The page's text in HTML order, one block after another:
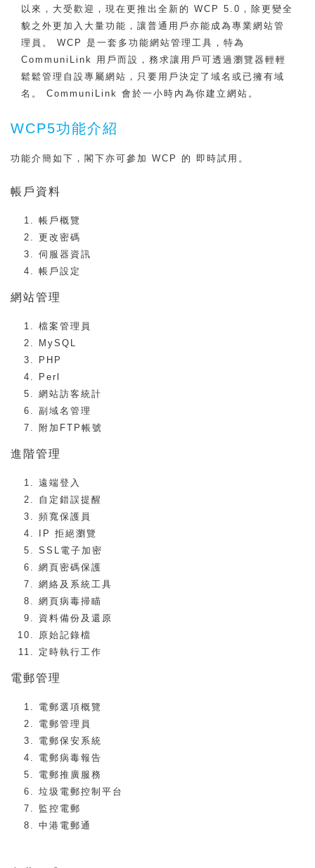
以來，大受歡迎，現在更推出全新的 WCP 5.0，除更變全
貌之外更加入大量功能，讓普通用戶亦能成為專業網站管
理員。 WCP 是一套多功能網站管理工具，特為
CommuniLink 用戶而設，務求讓用戶可透過瀏覽器輕輕
鬆鬆管理自設專屬網站，只要用戶決定了域名或已擁有域
名。 CommuniLink 會於一小時內為你建立網站。
WCP5功能介紹
功能介簡如下，閣下亦可參加 WCP 的 即時試用。
帳戶資料
帳戶概覽
更改密碼
伺服器資訊
帳戶設定
網站管理
檔案管理員
MySQL
PHP
Perl
網站訪客統計
副域名管理
附加FTP帳號
進階管理
遠端登入
自定錯誤提醒
頻寬保護員
IP 拒絕瀏覽
SSL電子加密
網頁密碼保護
網絡及系統工具
網頁病毒掃瞄
資料備份及還原
原始記錄檔
定時執行工作
電郵管理
電郵選項概覽
電郵管理員
電郵保安系統
電郵病毒報告
電郵推廣服務
垃圾電郵控制平台
監控電郵
中港電郵通